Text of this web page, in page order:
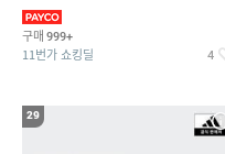
구매 999+
11번가 쇼킹딜 4
29